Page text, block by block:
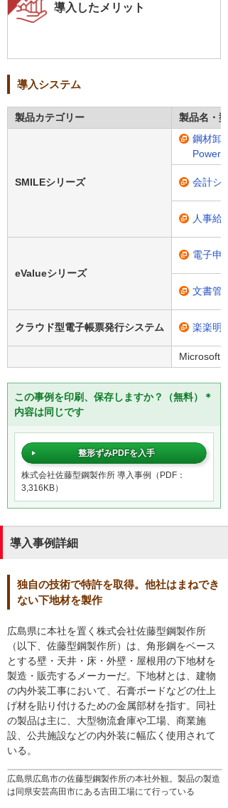
導入したメリット
導入システム
製品カテゴリー 製品名・型
SMILEシリーズ
鋼材卸
会計シ
人事給
eValueシリーズ
電子申
文書管
クラウド型電子帳票発行システム 楽楽明細
Microsoft
この事例を印刷、保存しますか？（無料）＊
内容は同じです
整形ずみPDFを入手
株式会社佐藤型鋼製作所 導入事例（PDF：
3,316KB）
導入事例詳細
独自の技術で特許を取得。他社はまねでき
ない下地材を製作
広島県広島市の佐藤型鋼製作所の本社外観。製品の製造
は同県安芸高田市にある吉田工場にて行っている
広島県に本社を置く株式会社佐藤型鋼製作所
（以下、佐藤型鋼製作所）は、角形鋼をベース
とする壁・天井・床・外壁・屋根用の下地材を
製造・販売するメーカーだ。下地材とは、建物
の内外装工事において、石膏ボードなどの仕上
げ材を貼り付けるための金属部材を指す。同社
の製品は主に、大型物流倉庫や工場、商業施
設、公共施設などの内外装に幅広く使用されて
いる。